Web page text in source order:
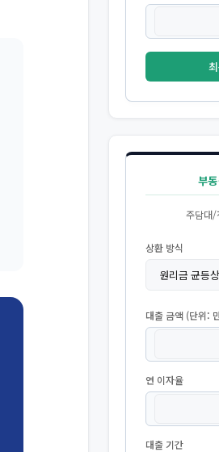
부
주담대/
상환 방식
대출 금액 (단위:
연 이자율
대출 기간